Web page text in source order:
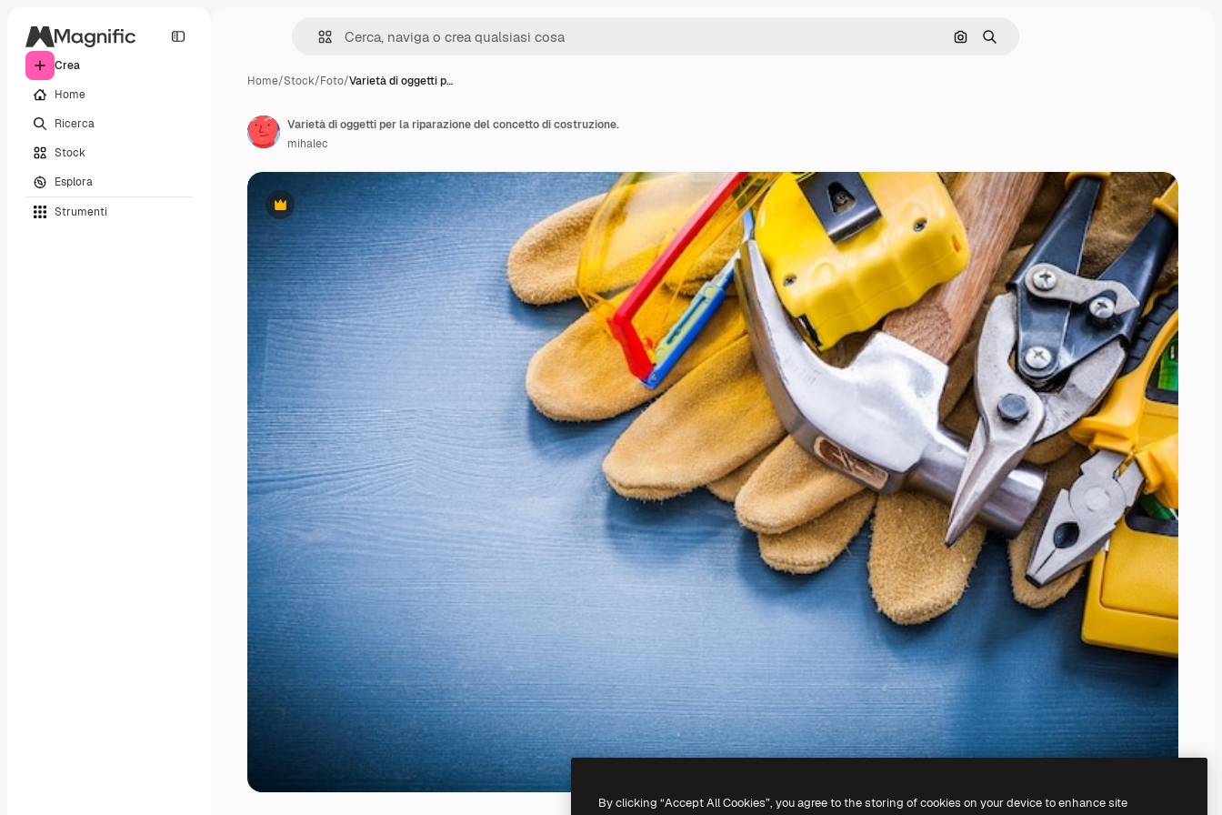
Crea
Home
Ricerca
Stock
Esplora
Strumenti
Cerca per immagine
Ricerca
Home/Stock/Foto/Varietà di oggetti p…
Premium
Varietà di oggetti per la riparazione del concetto di costruzione.
mihalec
By clicking “Accept All Cookies”, you agree to the storing of cookies on your device to enhance site